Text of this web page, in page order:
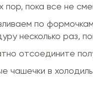
пока все не
по
несколько раз,
отсоедините
чашечки в